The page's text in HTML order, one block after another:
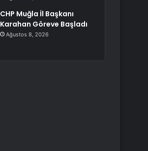
CHP Muğla İl Başkanı
Karahan Göreve Başladı
Ağustos 8, 2026